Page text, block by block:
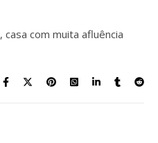
com muita afluência